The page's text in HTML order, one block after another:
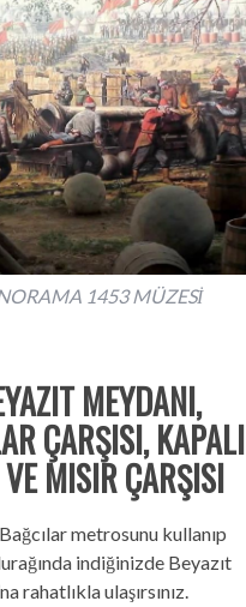
1453 MÜZESİ
MEYDANI,
ÇARŞISI, KAPALI
MISIR ÇARŞISI
metrosunu kullanıp
indiğinizde Beyazıt
rahatlıkla ulaşırsınız.